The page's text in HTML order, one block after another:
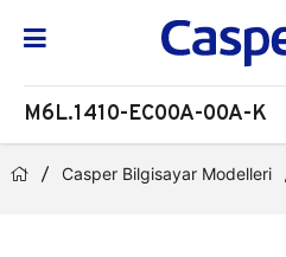
M6L.1410-EC00A-00A-K
Casper Bilgisayar Modelleri